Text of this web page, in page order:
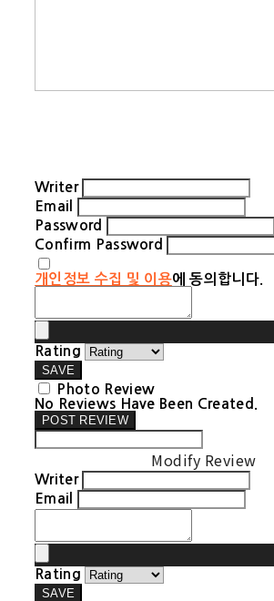
Writer
Email
Password
Confirm Password
개인정보 수집 및 이용에 동의합니다.
Rating
SAVE
Photo Review
No Reviews Have Been Created.
POST REVIEW
Modify Review
Writer
Email
Rating
SAVE